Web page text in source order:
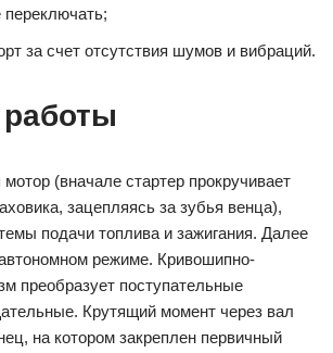
переключать;
за счет отсутствия шумов и вибраций.
мотор (вначале стартер прокручивает
зацепляясь за зубья венца),
подачи топлива и зажигания. Далее
режиме. Кривошипно-
преобразует поступательные
Крутящий момент через вал
на котором закреплен первичный